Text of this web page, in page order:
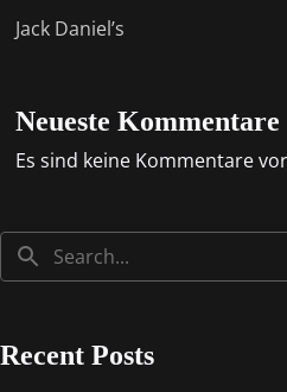
Jack Daniel’s
Neueste Kommentare
Es sind keine Kommentare
Recent Posts